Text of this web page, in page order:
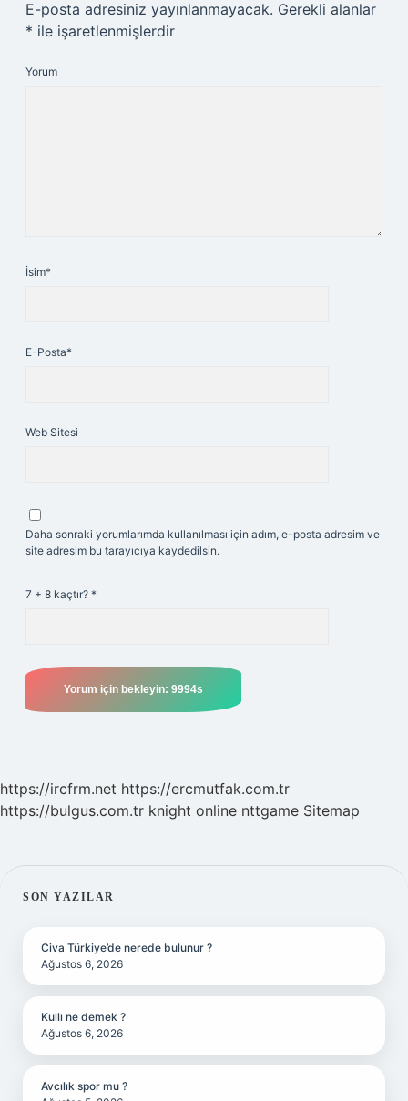
E-posta adresiniz yayınlanmayacak. Gerekli alanlar
* ile işaretlenmişlerdir
Yorum
İsim*
E-Posta*
Web Sitesi
Daha sonraki yorumlarımda kullanılması için adım, e-posta adresim ve
site adresim bu tarayıcıya kaydedilsin.
7 + 8 kaçtır? *
https://ircfrm.net https://ercmutfak.com.tr
https://bulgus.com.tr knight online nttgame Sitemap
SIDEBAR
SON YAZILAR
Civa Türkiye’de nerede bulunur ?
Ağustos 6, 2026
Kullı ne demek ?
Ağustos 6, 2026
Avcılık spor mu ?